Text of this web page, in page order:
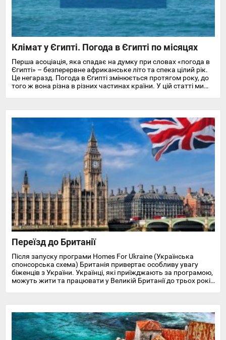
Клімат у Єгипті. Погода в Єгипті по місяцях
Перша асоціація, яка спадає на думку при словах «погода в
Єгипті» – безперервне африканське літо та спека цілий рік.
Це негаразд. Погода в Єгипті змінюється протягом року, до
того ж вона різна в різних частинах країни. У цій статті ми
Червоного моря.
Переїзд до Британії
Після запуску програми Homes For Ukraine (Українська
спонсорська схема) Британія привертає особливу увагу
біженців з України. Українці, які приїжджають за програмою,
можуть жити та працювати у Великій Британії до трьох років